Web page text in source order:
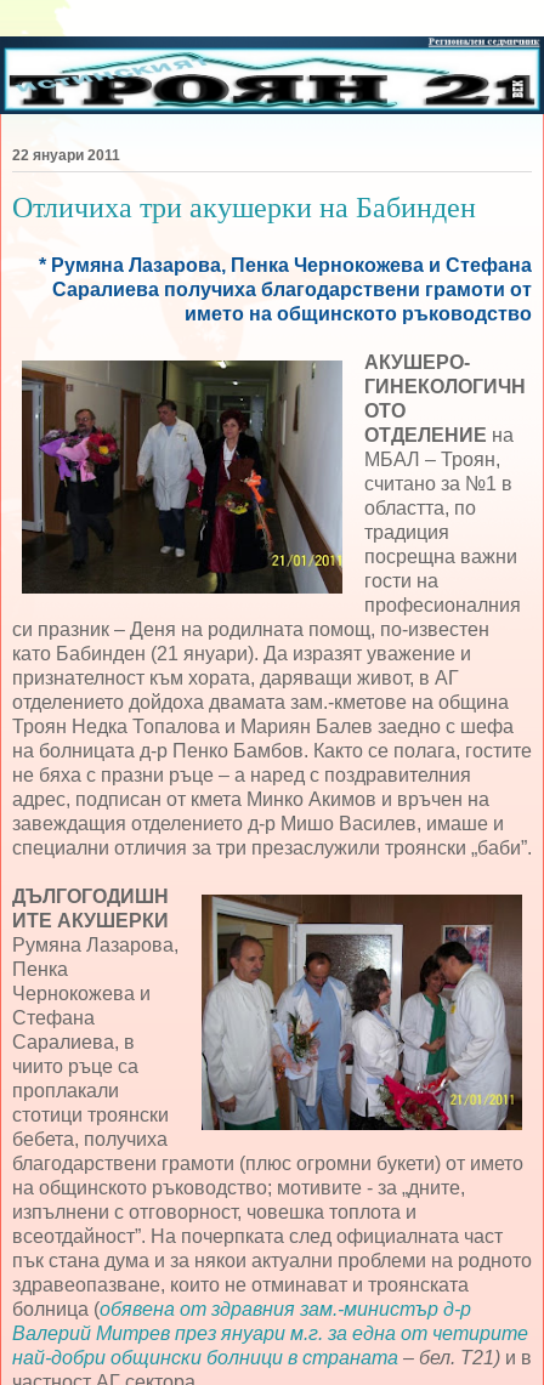
22 януари 2011
Отличиха три акушерки на Бабинден
* Румяна Лазарова, Пенка Чернокожева и Стефана
Саралиева получиха благодарствени грамоти от
името на общинското ръководство
АКУШЕРО-
ГИНЕКОЛОГИЧН
ОТО
ОТДЕЛЕНИЕ на
МБАЛ – Троян,
считано за №1 в
областта, по
традиция
посрещна важни
гости на
професионалния
си празник – Деня на родилната помощ, по-известен
като Бабинден (21 януари). Да изразят уважение и
признателност към хората, даряващи живот, в АГ
отделението дойдоха двамата зам.-кметове на община
Троян Недка Топалова и Мариян Балев заедно с шефа
на болницата д-р Пенко Бамбов. Както се полага, гостите
не бяха с празни ръце – а наред с поздравителния
адрес, подписан от кмета Минко Акимов и връчен на
завеждащия отделението д-р Мишо Василев, имаше и
специални отличия за три презаслужили троянски „баби”.
ДЪЛГОГОДИШН
ИТЕ АКУШЕРКИ
Румяна Лазарова,
Пенка
Чернокожева и
Стефана
Саралиева, в
чиито ръце са
проплакали
стотици троянски
бебета, получиха
благодарствени грамоти (плюс огромни букети) от името
на общинското ръководство; мотивите - за „дните,
изпълнени с отговорност, човешка топлота и
всеотдайност”. На почерпката след официалната част
пък стана дума и за някои актуални проблеми на родното
здравеопазване, които не отминават и троянската
болница (обявена от здравния зам.-министър д-р
Валерий Митрев през януари м.г. за една от четирите
най-добри общински болници в страната – бел. Т21) и в